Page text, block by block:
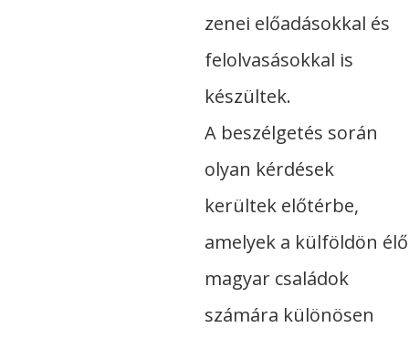
zenei előadásokkal és
felolvasásokkal is
készültek.
A beszélgetés során
olyan kérdések
kerültek előtérbe,
amelyek a külföldön élő
magyar családok
számára különösen